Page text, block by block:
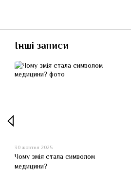
Інші записи
30 жовтня 2025
Чому змія стала символом
медицини?